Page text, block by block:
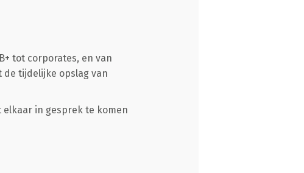
tot corporates, en van
de tijdelijke opslag van
elkaar in gesprek te komen